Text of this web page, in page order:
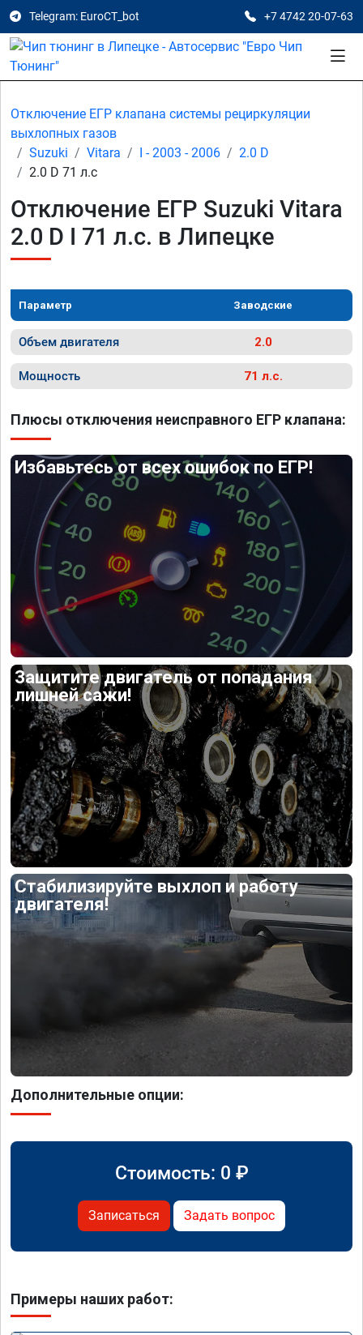
Telegram: EuroCT_bot +7 4742 20-07-63
Отключение ЕГР клапана системы рециркуляции
выхлопных газов
Suzuki
Vitara I - 2003 - 2006
2.0 D
2.0 D 71 л.с
Отключение ЕГР Suzuki Vitara
2.0 D I 71 л.с. в Липецке
Параметр Заводские
Объем двигателя 2.0
Мощность 71 л.с.
Плюсы отключения неисправного ЕГР клапана:
Избавьтесь от всех ошибок по ЕГР!
Защитите двигатель от попадания
лишней сажи!
Стабилизируйте выхлоп и работу
двигателя!
Дополнительные опции:
Стоимость: 0 ₽
Записаться Задать вопрос
Примеры наших работ: